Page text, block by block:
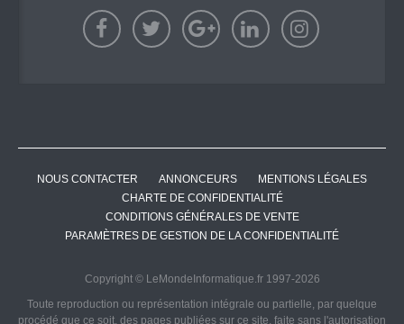
NOUS CONTACTER ANNONCEURS
MENTIONS LÉGALES
CHARTE DE CONFIDENTIALITÉ
CONDITIONS GÉNÉRALES DE VENTE
PARAMÈTRES DE GESTION DE LA CONFIDENTIALITÉ
Copyright © LeMondeInformatique.fr 1997-2026
Toute reproduction ou représentation intégrale ou partielle, par quelque
procédé que ce soit, des pages publiées sur ce site, faite sans l'autorisation